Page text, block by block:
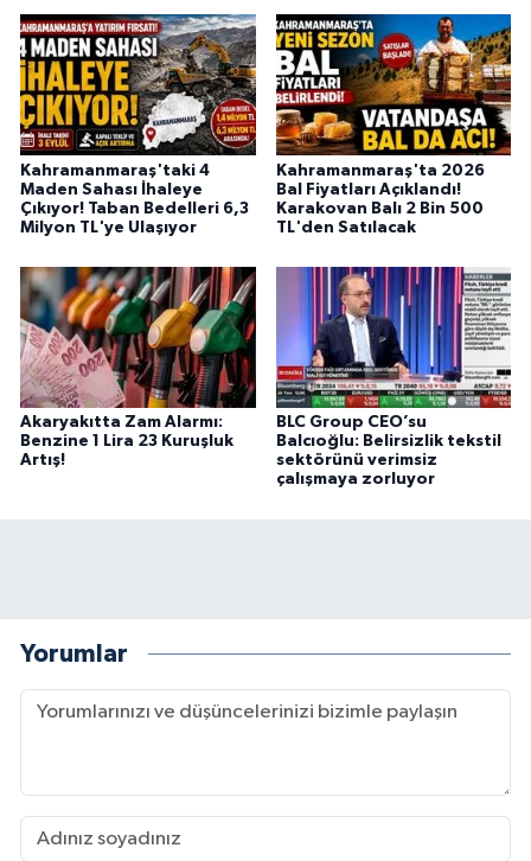
Kahramanmaraş'taki 4
Maden Sahası İhaleye
Çıkıyor! Taban Bedelleri 6,3
Milyon TL'ye Ulaşıyor
Kahramanmaraş'ta 2026
Bal Fiyatları Açıklandı!
Karakovan Balı 2 Bin 500
TL'den Satılacak
Akaryakıtta Zam Alarmı:
Benzine 1 Lira 23 Kuruşluk
Artış!
BLC Group CEO’su
Balcıoğlu: Belirsizlik tekstil
sektörünü verimsiz
çalışmaya zorluyor
Yorumlar